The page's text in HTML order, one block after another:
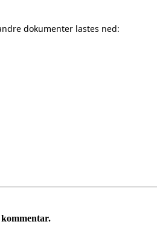
dokumenter lastes ned: